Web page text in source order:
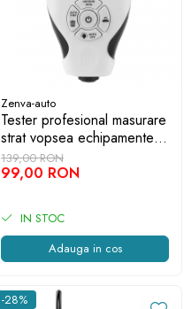
Zenva-auto
Tester profesional masurare
strat vopsea echipamente
auto, ABS, Ecran LCD, Alb-
Tester Vopsea Auto
139,00 RON
99,00 RON
IN STOC
Adauga in cos
-28%